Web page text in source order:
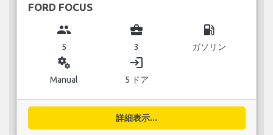
FORD FOCUS
group
5
business_center
3
local_gas_station
ガソリン
miscellaneous_services
Manual
login
5 ドア
詳細表示...